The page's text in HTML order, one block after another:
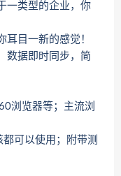
一类型的企业，你
目一新的感觉！
数据即时同步，简
浏览器等；主流浏
可以使用；附带测